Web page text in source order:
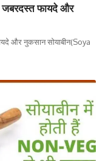
फायदे और
और नुकसान सोयाबीन(Soya